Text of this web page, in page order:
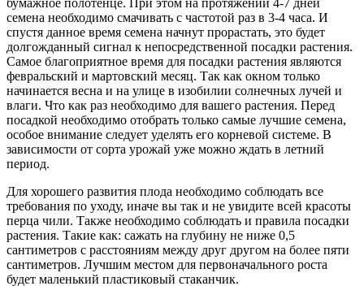
бумажное полотенце. При этом на протяжении 4-7 дней
семена необходимо смачивать с частотой раз в 3-4 часа. И
спустя данное время семена начнут прорастать, это будет
долгожданный сигнал к непосредственной посадки растения.
Самое благоприятное время для посадки растения являются
февральский и мартовский месяц. Так как окном только
начинается весна и на улице в изобилии солнечных лучей и
влаги. Что как раз необходимо для вашего растения. Перед
посадкой необходимо отобрать только самые лучшие семена,
особое внимание следует уделять его корневой системе. В
зависимости от сорта урожай уже можно ждать в летний
период.
Для хорошего развития плода необходимо соблюдать все
требования по уходу, иначе вы так и не увидите всей красоты
перца чили. Также необходимо соблюдать и правила посадки
растения. Такие как: сажать на глубину не ниже 0,5
сантиметров с расстояниям между друг другом на более пяти
сантиметров. Лучшим местом для первоначального роста
будет маленький пластиковый стаканчик.